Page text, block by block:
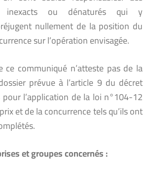
inexacts ou dénaturés qui y
nullement de la position du
sur l’opération envisagée.
ce communiqué n’atteste pas de la
prévue à l’article 9 du décret
l’application de la loi n°104-12
et de la concurrence tels qu’ils ont
et groupes concernés :